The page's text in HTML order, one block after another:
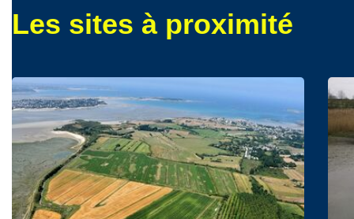
Les sites à proximité